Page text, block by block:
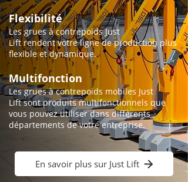
Flexibilité
Les grues à contrepoids Just
Lift rendent votre ligne de production plus
flexible et dynamique.
Multifonction
Les grues à contrepoids mobiles Just
Lift sont produits multifonctionnels que
vous pouvez utiliser dans différents
départements de votre entreprise.
En savoir plus sur Just Lift